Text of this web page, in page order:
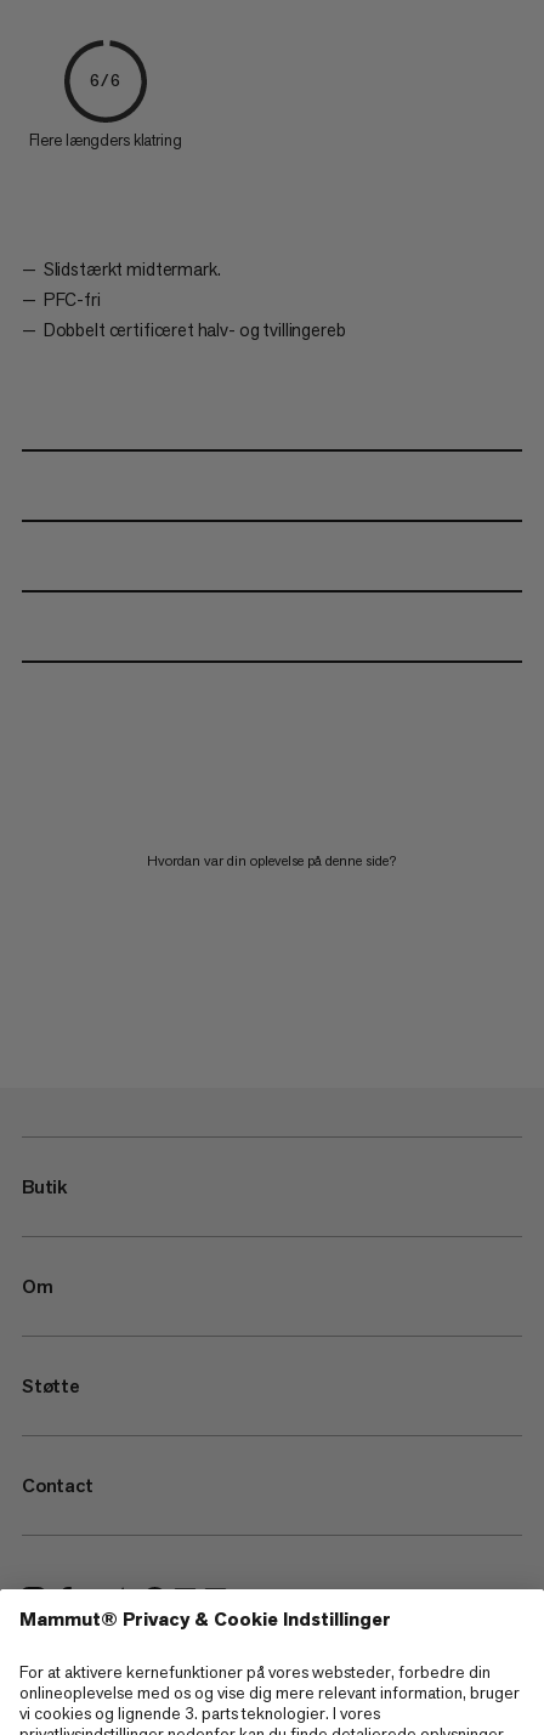
6/6
Flere længders klatring
Slidstærkt midtermark.
PFC-fri
Dobbelt certificeret halv- og tvillingereb
Hvordan var din oplevelse på denne side?
Butik
Om
Støtte
Contact
—